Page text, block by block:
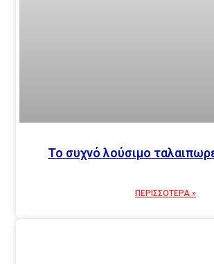
Το συχνό λούσιμο
ΠΕΡΙΣΣΟΤΕΡΑ »